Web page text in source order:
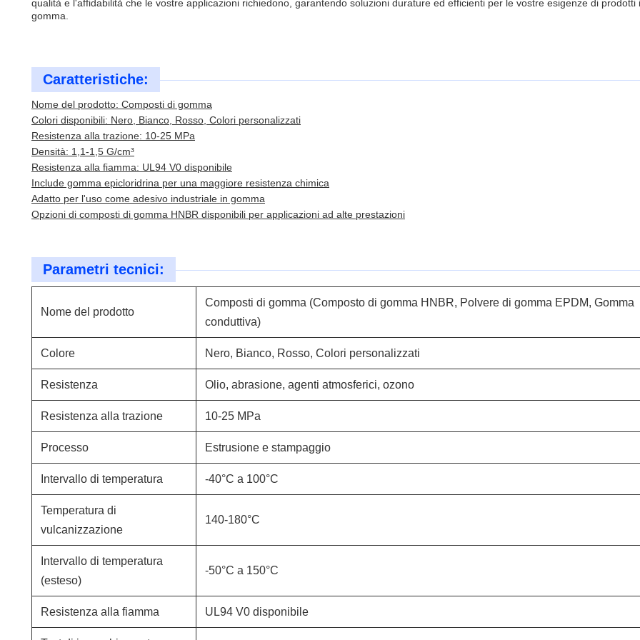
qualità e l'affidabilità che le vostre applicazioni richiedono, garantendo soluzioni durature ed efficienti per le vostre esigenze di prodotti
gomma.
Caratteristiche:
Nome del prodotto: Composti di gomma
Colori disponibili: Nero, Bianco, Rosso, Colori personalizzati
Resistenza alla trazione: 10-25 MPa
Densità: 1,1-1,5 G/cm³
Resistenza alla fiamma: UL94 V0 disponibile
Include gomma epicloridrina per una maggiore resistenza chimica
Adatto per l'uso come adesivo industriale in gomma
Opzioni di composti di gomma HNBR disponibili per applicazioni ad alte prestazioni
Parametri tecnici:
Nome del prodotto
Composti di gomma (Composto di gomma HNBR, Polvere di gomma EPDM, Gomma
conduttiva)
Colore Nero, Bianco, Rosso, Colori personalizzati
Resistenza Olio, abrasione, agenti atmosferici, ozono
Resistenza alla trazione 10-25 MPa
Processo Estrusione e stampaggio
Intervallo di temperatura -40°C a 100°C
Temperatura di
vulcanizzazione
140-180°C
Intervallo di temperatura
(esteso)
-50°C a 150°C
Resistenza alla fiamma UL94 V0 disponibile